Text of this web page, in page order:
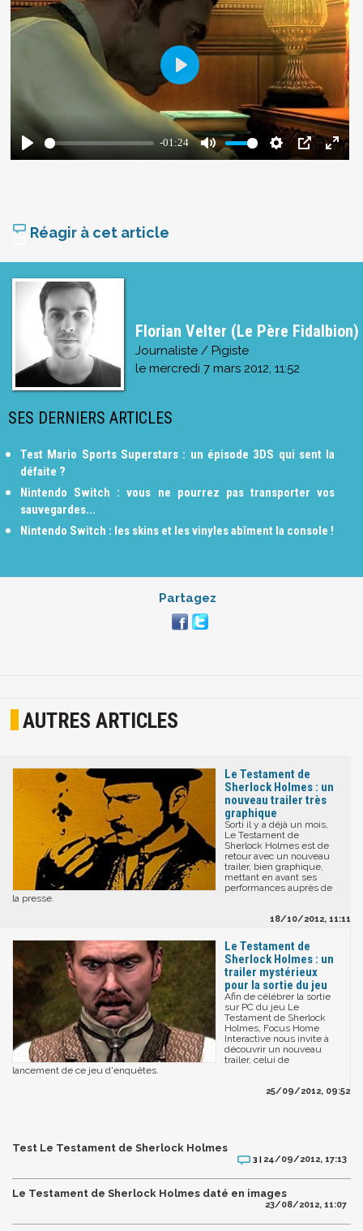
Réagir à cet article
Florian Velter (Le Père Fidalbion)
Journaliste / Pigiste
le mercredi 7 mars 2012, 11:52
SES DERNIERS ARTICLES
Test Mario Sports Superstars : un épisode 3DS qui sent la
défaite ?
Nintendo Switch : vous ne pourrez pas transporter vos
sauvegardes...
Nintendo Switch : les skins et les vinyles abîment la console !
Partagez
AUTRES ARTICLES
Le Testament de
Sherlock Holmes : un
nouveau trailer très
graphique
Sorti il y a déjà un mois,
Le Testament de
Sherlock Holmes est de
retour avec un nouveau
trailer, bien graphique,
mettant en avant ses
performances auprès de
la presse.
18/10/2012, 11:11
Le Testament de
Sherlock Holmes : un
trailer mystérieux
pour la sortie du jeu
Afin de célébrer la sortie
sur PC du jeu Le
Testament de Sherlock
Holmes, Focus Home
Interactive nous invite à
découvrir un nouveau
trailer, celui de
lancement de ce jeu d'enquêtes.
25/09/2012, 09:52
Test Le Testament de Sherlock Holmes
3 | 24/09/2012, 17:13
Le Testament de Sherlock Holmes daté en images
23/08/2012, 11:07